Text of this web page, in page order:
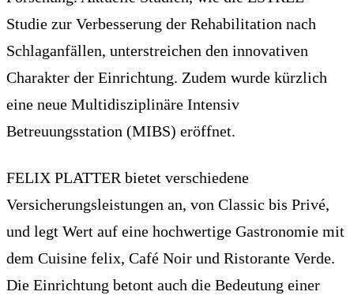
Studie zur Verbesserung der Rehabilitation nach
Schlaganfällen, unterstreichen den innovativen
Charakter der Einrichtung. Zudem wurde kürzlich
eine neue Multidisziplinäre Intensiv
Betreuungsstation (MIBS) eröffnet.
FELIX PLATTER bietet verschiedene
Versicherungsleistungen an, von Classic bis Privé,
und legt Wert auf eine hochwertige Gastronomie mit
dem Cuisine felix, Café Noir und Ristorante Verde.
Die Einrichtung betont auch die Bedeutung einer